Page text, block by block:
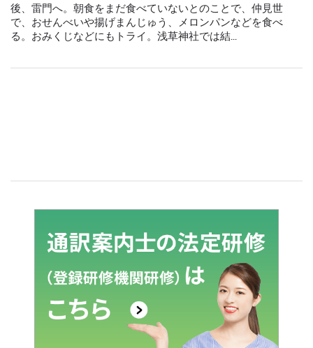
後、雷門へ。朝食をまだ食べていないとのことで、仲見世
で、おせんべいや揚げまんじゅう、メロンパンなどを食べ
る。おみくじなどにもトライ。浅草神社では結...